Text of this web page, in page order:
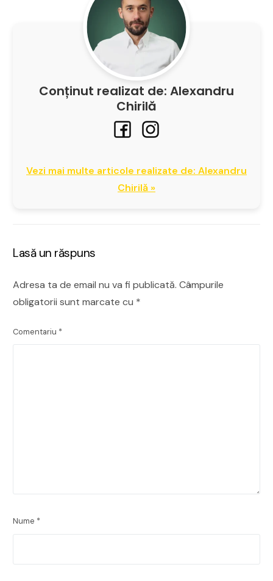
Conținut realizat de: Alexandru
Chirilă
Vezi mai multe articole realizate de: Alexandru
Chirilă »
Lasă un răspuns
Adresa ta de email nu va fi publicată. Câmpurile
obligatorii sunt marcate cu *
Comentariu *
Nume *